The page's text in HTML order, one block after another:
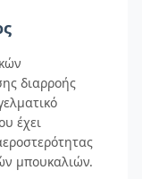
διαρροής
έχει
μπουκαλιών.